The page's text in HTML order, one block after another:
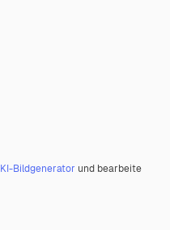
KI-Bildgenerator und bearbeite